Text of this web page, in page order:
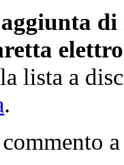
lista a
.